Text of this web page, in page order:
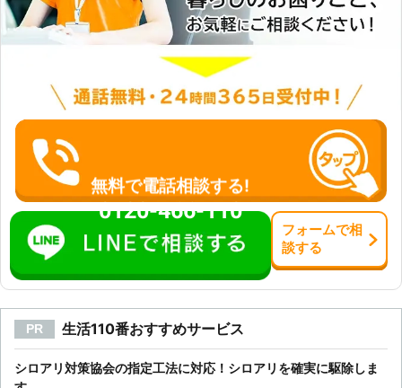
もとに参考金額を表示しております ※
お客様のご依頼内容によって金額は異
なるため、正確な金額はご依頼時のお
見積りにてご提示いたします
無料で電話相談する!
0120-466-110
フォームで相
談する
PR 生活110番おすすめサービス
シロアリ対策協会の指定工法に対応！シロアリを確実に駆除しま